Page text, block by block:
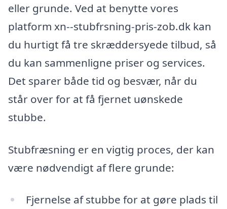
eller grunde. Ved at benytte vores
platform xn--stubfrsning-pris-zob.dk kan
du hurtigt få tre skræddersyede tilbud, så
du kan sammenligne priser og services.
Det sparer både tid og besvær, når du
står over for at få fjernet uønskede
stubbe.
Stubfræsning er en vigtig proces, der kan
være nødvendigt af flere grunde:
Fjernelse af stubbe for at gøre plads til